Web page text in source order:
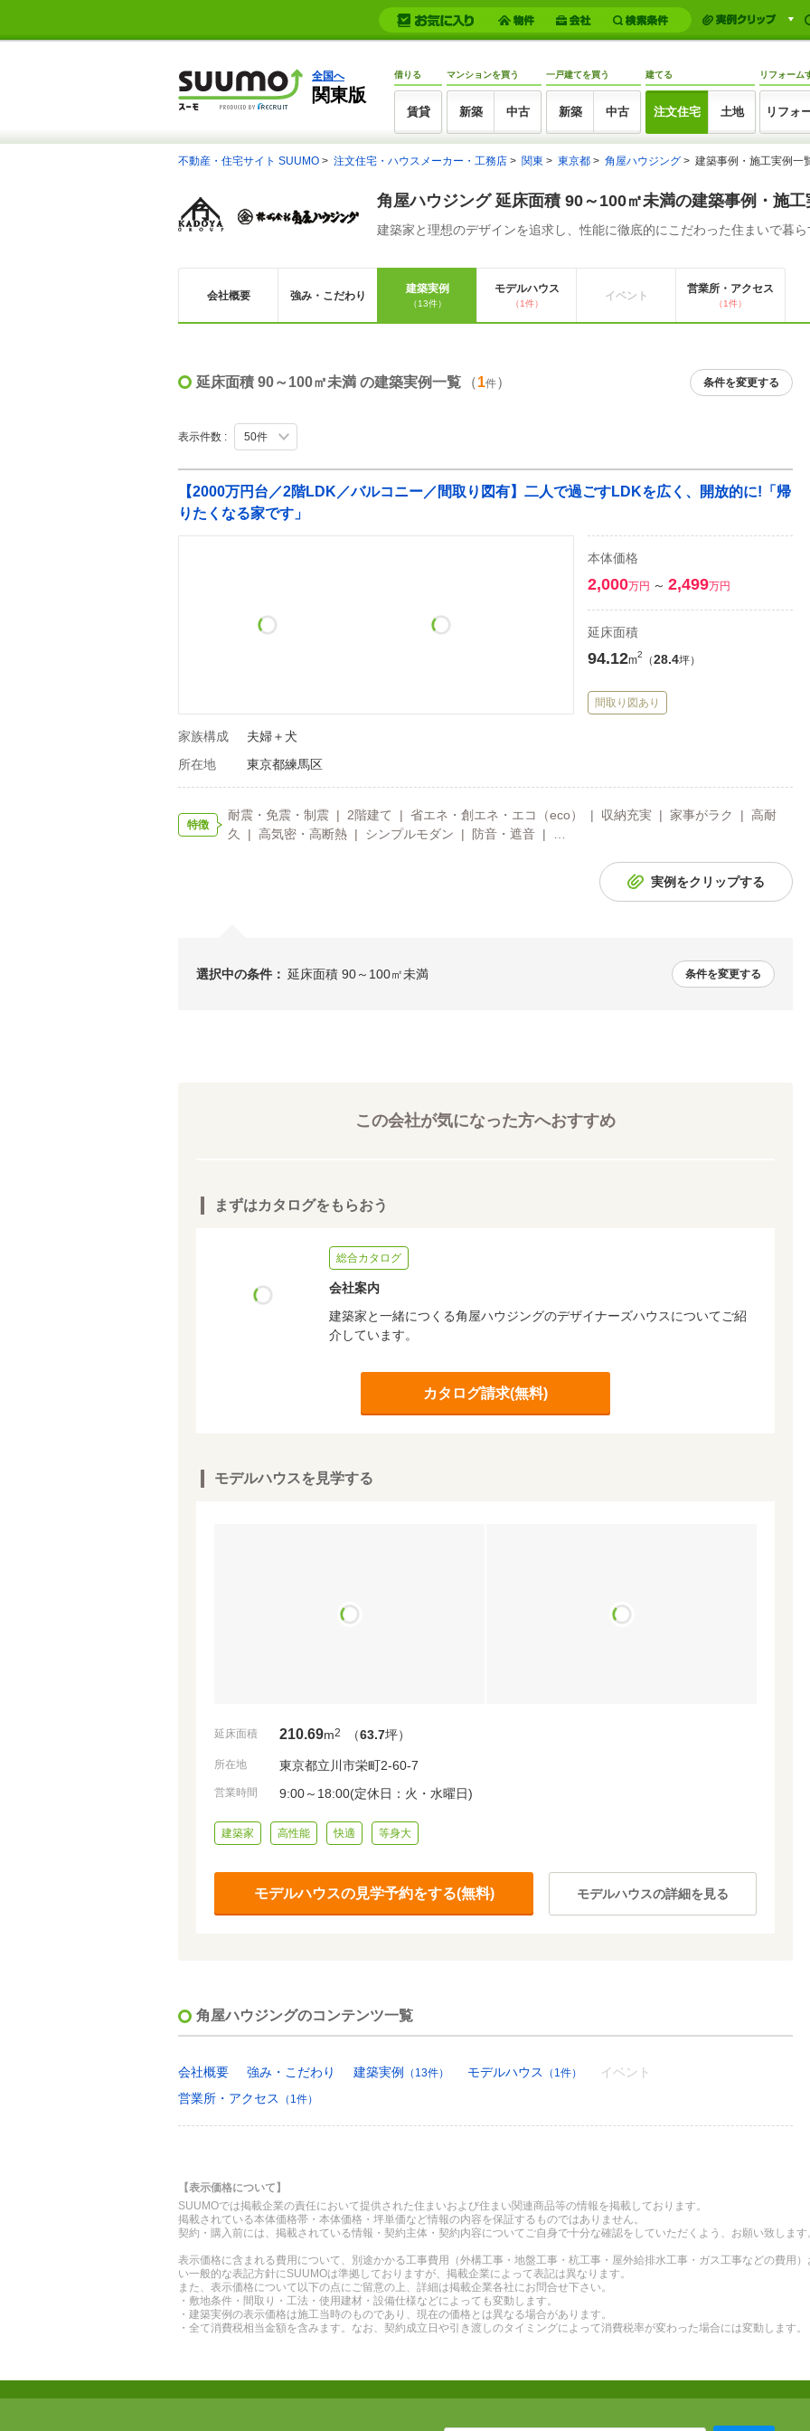
全国へ
関東版
借りる
賃貸
マンションを買う
新築 中古
一戸建てを買う
新築 中古
建てる
注文住宅 土地
リフォーム
リフォ
不動産・住宅サイト SUUMO 注文住宅・ハウスメーカー・工務店 関東 東京都 角屋ハウジング 建築事例・施工実例一
角屋ハウジング 延床面積 90～100㎡未満の建築事例・施工
建築家と理想のデザインを追求し、性能に徹底的にこだわった住まいで暮ら
会社概要 強み・こだわり
建築実例
（13件）
モデルハウス
（1件）
イベント
営業所・アクセス
（1件）
延床面積 90～100㎡未満 の建築実例一覧 （1件） 条件を変更する
表示件数 :
【2000万円台／2階LDK／バルコニー／間取り図有】二人で過ごすLDKを広く、開放的に!「帰
りたくなる家です」
本体価格
2,000万円 ～ 2,499万円
延床面積
94.12m2 （28.4坪）
間取り図あり
家族構成
夫婦＋犬
所在地
東京都練馬区
特徴
耐震・免震・制震 | 2階建て | 省エネ・創エネ・エコ（eco） | 収納充実 | 家事がラク | 高耐
久 | 高気密・高断熱 | シンプルモダン | 防音・遮音 | …
実例をクリップする
選択中の条件： 延床面積 90～100㎡未満 条件を変更する
この会社が気になった方へおすすめ
まずはカタログをもらおう
総合カタログ
会社案内
建築家と一緒につくる角屋ハウジングのデザイナーズハウスについてご紹
介しています。
カタログ請求(無料)
モデルハウスを見学する
延床面積 210.69m2 （63.7坪）
所在地 東京都立川市栄町2-60-7
営業時間 9:00～18:00(定休日：火・水曜日)
建築家 高性能 快適 等身大
モデルハウスの見学予約をする(無料) モデルハウスの詳細を見る
角屋ハウジングのコンテンツ一覧
会社概要 強み・こだわり 建築実例 （13件） モデルハウス （1件）
イベント
営業所・アクセス
（1件）
【表示価格について】
SUUMOでは掲載企業の責任において提供された住まいおよび住まい関連商品等の情報を掲載しております。
掲載されている本体価格帯・本体価格・坪単価など情報の内容を保証するものではありません。
契約・購入前には、掲載されている情報・契約主体・契約内容についてご自身で十分な確認をしていただくよう、お願い致します
表示価格に含まれる費用について、別途かかる工事費用（外構工事・地盤工事・杭工事・屋外給排水工事・ガス工事などの費用
い一般的な表記方針にSUUMOは準拠しておりますが、掲載企業によって表記は異なります。
また、表示価格について以下の点にご留意の上、詳細は掲載企業各社にお問合せ下さい。
・敷地条件・間取り・工法・使用建材・設備仕様などによっても変動します。
・建築実例の表示価格は施工当時のものであり、現在の価格とは異なる場合があります。
・全て消費税相当金額を含みます。なお、契約成立日や引き渡しのタイミングによって消費税率が変わった場合には変動します。